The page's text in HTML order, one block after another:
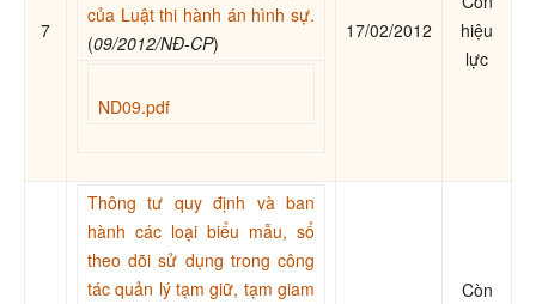
7
của Luật thi hành án hình sự.
(09/2012/NĐ-CP)
ND09.pdf
17/02/2012
hiệu
lực
Thông tư quy định và ban
hành các loại biểu mẫu, sổ
theo dõi sử dụng trong công
tác quản lý tạm giữ, tạm giam
Còn